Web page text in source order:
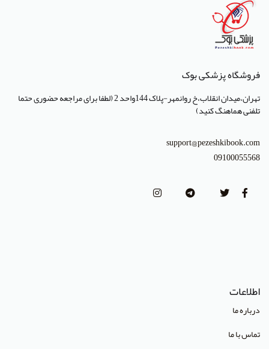
انتشارات پروژه
انتشارات تیمورزاده
انتشارات پرستش
انتشارات Wiley-Blackwell
انتشارات آثار سبحان
فروشگاه پزشکی بوک
تهران،میدان انقلاب،خ روانمهر-پلاک 144واحد 2 (لطفا برای مراجعه حضوری حتما
تلفنی هماهنگ کنید)
support@pezeshkibook.com
09100055568
اطلاعات
درباره ما
تماس با ما